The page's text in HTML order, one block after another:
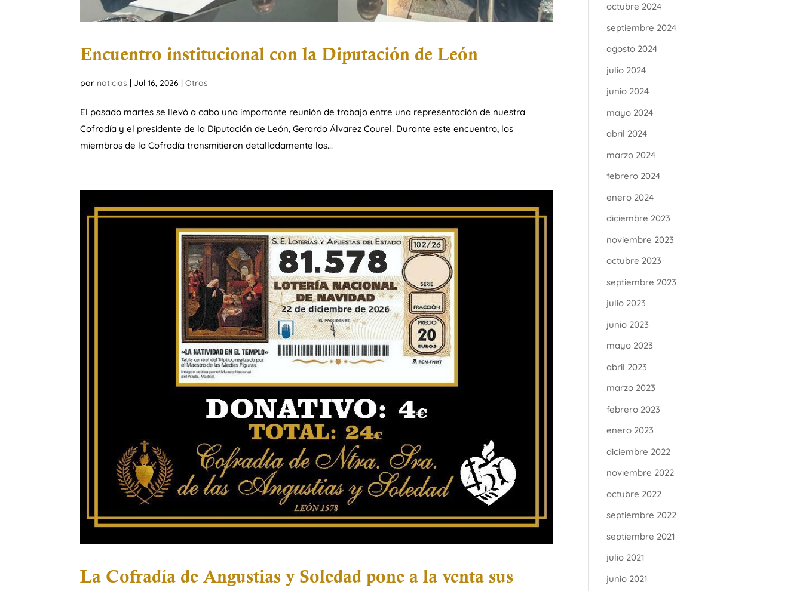
Encuentro institucional con la Diputación de León
por noticias | Jul 16, 2026 |Otros
El pasado martes se llevó a cabo una importante reunión de trabajo entre una representación de nuestra
Cofradía y el presidente de la Diputación de León, Gerardo Álvarez Courel. Durante este encuentro, los
miembros de la Cofradía transmitieron detalladamente los...
La Cofradía de Angustias y Soledad pone a la venta sus
octubre 2024
septiembre 2024
agosto 2024
julio 2024
junio 2024
mayo 2024
abril 2024
marzo 2024
febrero 2024
enero 2024
diciembre 2023
noviembre 2023
octubre 2023
septiembre 2023
julio 2023
junio 2023
mayo 2023
abril 2023
marzo 2023
febrero 2023
enero 2023
diciembre 2022
noviembre 2022
octubre 2022
septiembre 2022
septiembre 2021
julio 2021
junio 2021